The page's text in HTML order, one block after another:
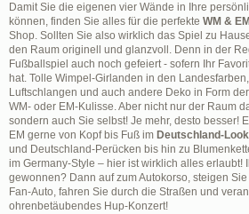
Damit Sie die eigenen vier Wände in Ihre
können, finden Sie alles für die perfekte WM & EM
Shop. Sollten Sie also wirklich das Spiel zu
den Raum originell und glanzvoll. Denn in der
Fußballspiel auch noch gefeiert - sofern Ihr
hat. Tolle Wimpel-Girlanden in den
Luftschlangen und auch andere Deko in Form
WM- oder EM-Kulisse. Aber nicht nur der Raum
sondern auch Sie selbst! Je mehr, desto besser!
EM gerne von Kopf bis Fuß im Deutschland-Look
und Deutschland-Perücken bis hin zu
im Germany-Style – hier ist wirklich alles erlaubt!
gewonnen? Dann auf zum Autokorso, steigen
Fan-Auto, fahren Sie durch die Straßen und
ohrenbetäubendes Hup-Konzert!